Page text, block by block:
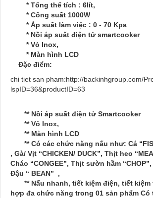
* Tổng thể tích : 6lít,
* Công suất 1000W
* Áp suất làm việc : 0 - 70 Kpa
* Nồi áp suất điện tử smartcooker
* Vỏ Inox,
* Màn hình LCD
Đặc điểm:
chi tiet san pham:http://backinhgroup.com/
lspID=36&productID=63
** Nồi áp suất điện tử Smartcooker
** Vỏ Inox,
** Màn hình LCD
** Có các chức năng nấu như: Cá
, Gà/ Vịt “CHICKEN/ DUCK”, Thịt heo
Cháo “CONGEE”, Thịt sườn hầm “CHOP”,
Đậu “ BEAN” ,
** Nấu nhanh, tiết kiệm điện, tiết kiệm
hợp đa chức năng trong 01 sản phẩm Có